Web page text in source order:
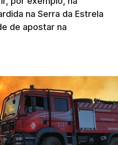
na Serra da Estrela
de apostar na